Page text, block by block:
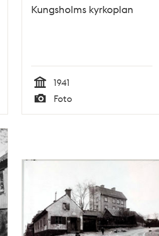
Kungsholms kyrkoplan
Tid
1941
Typ
Foto